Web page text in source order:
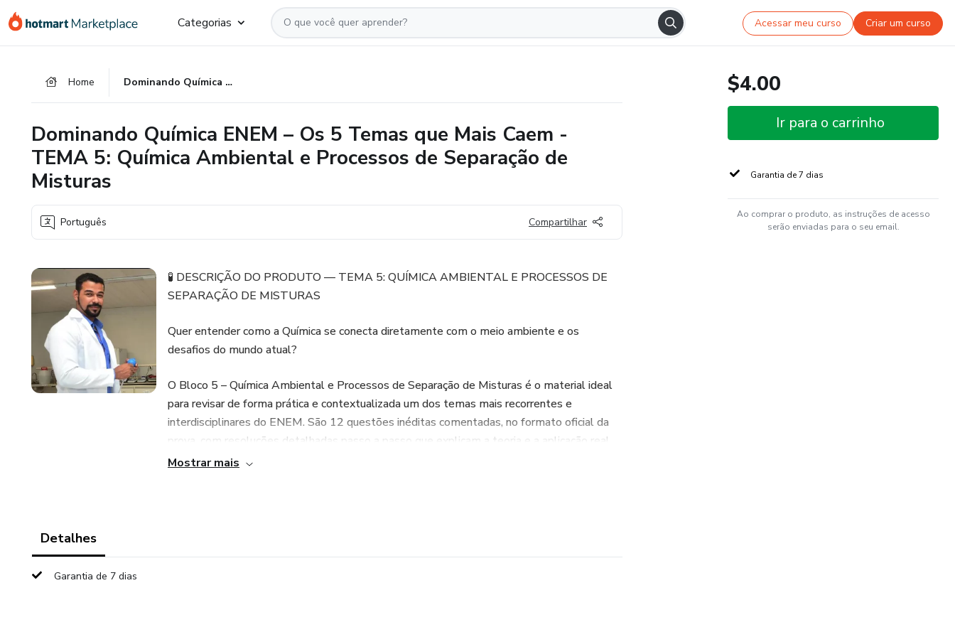
para
para
para
Categorias Acessar meu curso Criar um curso
Home Dominando Química ENEM – Os 5 Temas que Mais Caem - TEMA 5: Química Ambiental e Processos de Separação de Misturas
Dominando Química ENEM – Os 5 Temas que Mais Caem -
TEMA 5: Química Ambiental e Processos de Separação de
Misturas
Português Compartilhar
🧪 DESCRIÇÃO DO PRODUTO — TEMA 5: QUÍMICA AMBIENTAL E PROCESSOS DE
SEPARAÇÃO DE MISTURAS
Quer entender como a Química se conecta diretamente com o meio ambiente e os
desafios do mundo atual?
O Bloco 5 – Química Ambiental e Processos de Separação de Misturas é o material ideal
para revisar de forma prática e contextualizada um dos temas mais recorrentes e
interdisciplinares do ENEM. São 12 questões inéditas comentadas, no formato oficial da
prova, com resoluções detalhadas passo a passo que explicam a teoria e a aplicação real
dos conceitos.
Mostrar mais
Detalhes
Garantia de 7 dias
$4.00
Ir para o carrinho
Garantia de 7 dias
Ao comprar o produto, as instruções de acesso
serão enviadas para o seu email.